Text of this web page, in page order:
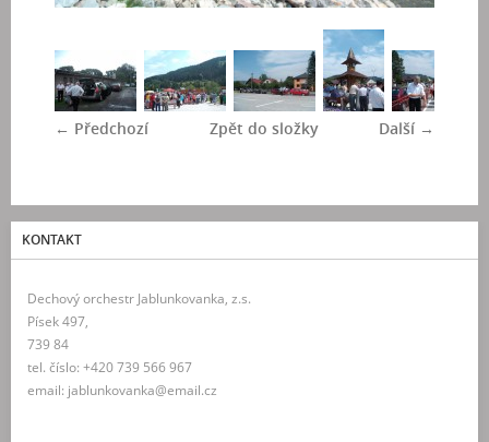
← Předchozí Další →
Zpět do složky
KONTAKT
Dechový orchestr Jablunkovanka, z.s.
Písek 497,
739 84
tel. číslo: +420 739 566 967
email: jablunkovanka@email.cz